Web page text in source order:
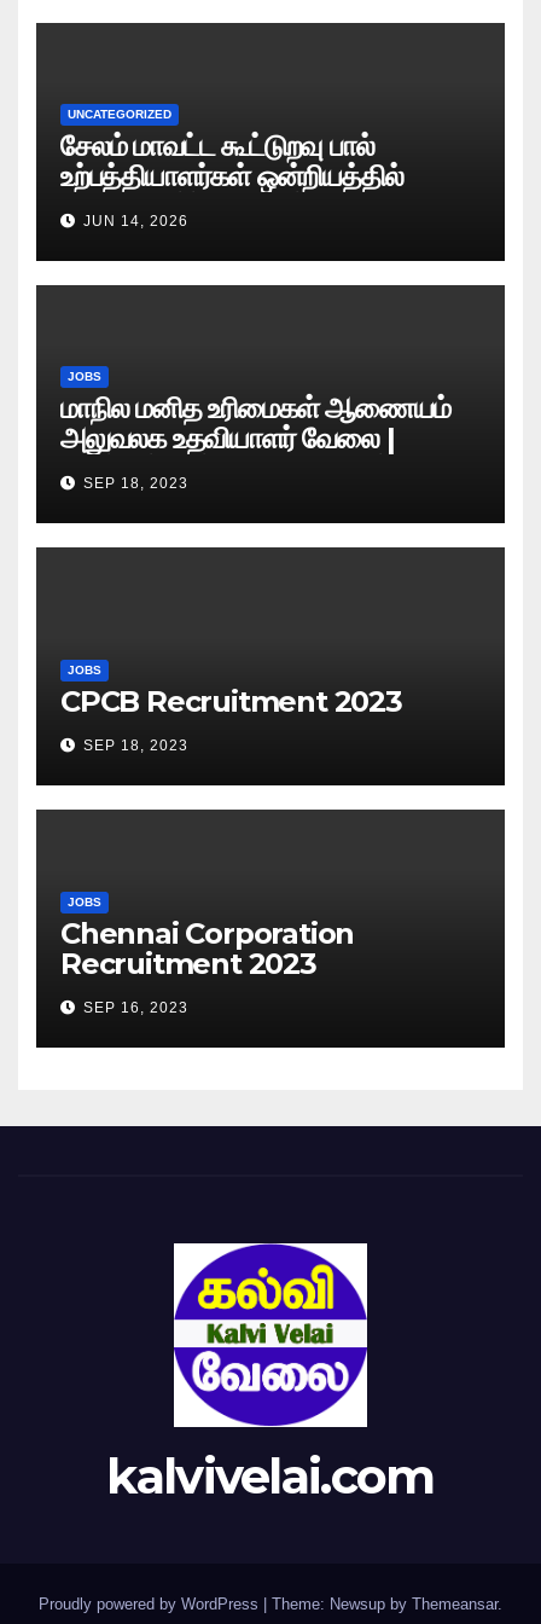
UNCATEGORIZED
சேலம் மாவட்ட கூட்டுறவு பால்
உற்பத்தியாளர்கள் ஒன்றியத்தில்
வேலைவாய்ப்பு அறிவிப்பு 2026
JUN 14, 2026
JOBS
மாநில மனித உரிமைகள் ஆணையம்
அலுவலக உதவியாளர் வேலை |
எழுத்துத் தேர்வு தேதி அறிவிப்பு..?
SEP 18, 2023
JOBS
CPCB Recruitment 2023
SEP 18, 2023
JOBS
Chennai Corporation
Recruitment 2023
SEP 16, 2023
kalvivelai.com
Proudly powered by WordPress | Theme: Newsup by Themeansar.